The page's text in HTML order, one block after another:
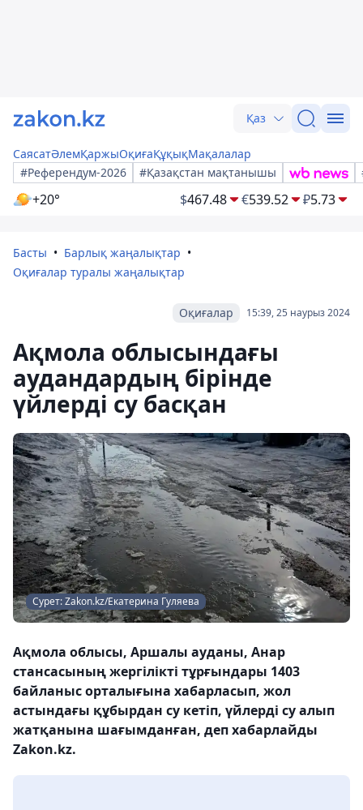
Қаз
СаясатӘлемҚаржыОқиғаҚұқықМақалалар
#Референдум-2026
#Қазақстан мақтанышы
+20° $467.48 €539.52 ₽5.73
Басты
Барлық жаңалықтар
Оқиғалар туралы жаңалықтар
15:39, 25 наурыз 2024
Оқиғалар
Ақмола облысындағы
аудандардың бірінде
үйлерді су басқан
Сурет: Zakon.kz/Екатерина Гуляева
Ақмола облысы, Аршалы ауданы, Анар
стансасының жергілікті тұрғындары 1403
байланыс орталығына хабарласып, жол
астындағы құбырдан су кетіп, үйлерді су алып
жатқанына шағымданған, деп хабарлайды
Zakon.kz.